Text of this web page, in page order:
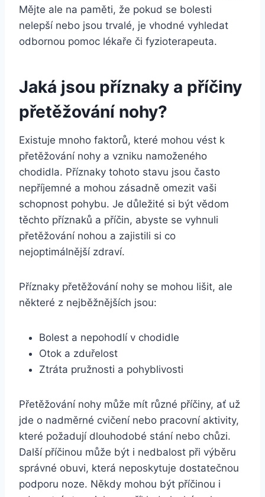
Mějte ale na paměti, že pokud se bolesti
nelepší nebo jsou trvalé, je vhodné vyhledat
odbornou pomoc lékaře či fyzioterapeuta.
Jaká jsou příznaky a příčiny
přetěžování nohy?
Existuje mnoho faktorů, které mohou vést k
přetěžování nohy a vzniku namoženého
chodidla. Příznaky tohoto stavu jsou často
nepříjemné a mohou zásadně omezit vaši
schopnost pohybu. Je důležité si být vědom
těchto příznaků a příčin, abyste se vyhnuli
přetěžování nohou a zajistili si co
nejoptimálnější zdraví.
Příznaky přetěžování nohy se mohou lišit, ale
některé z nejběžnějších jsou:
Bolest a nepohodlí v chodidle
Otok a zduřelost
Ztráta pružnosti a pohyblivosti
Přetěžování nohy může mít různé příčiny, ať už
jde o nadměrné cvičení nebo pracovní aktivity,
které požadují dlouhodobé stání nebo chůzi.
Další příčinou může být i nedbalost při výběru
správné obuvi, která neposkytuje dostatečnou
podporu noze. Někdy mohou být příčinou i